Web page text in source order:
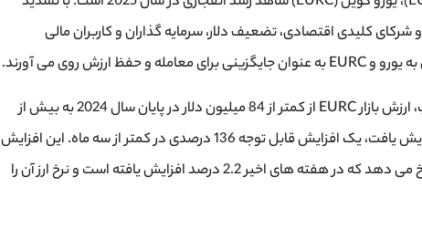
کلیدی اقتصادی، تضعیف دلار، سرمایه گذاران و کاربران مالی
بر اساس داده های کوین مارکت کپ، ارزش بازار EURC از کمتر از 84 میلیون دلار در پایان سال 2024 به بیش از
198 میلیون دلار تا اواسط آوریل افزایش یافت، یک افزایش قابل توجه 136 درصدی در کمتر از سه ماه. این افزایش
در بحبوحه افزایش گسترده‌تر یورو رخ می دهد که در هفته های اخیر 2.2 درصد افزایش یافته است و نرخ ارز آن را